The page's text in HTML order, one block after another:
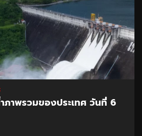
าพรวมของประเทศ วันที่ 6